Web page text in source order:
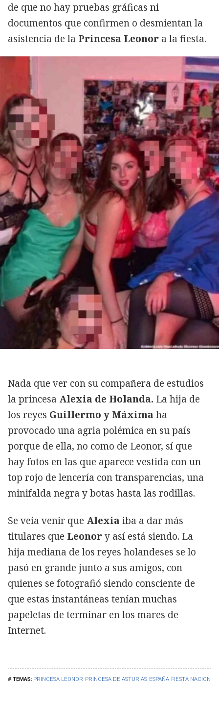
PRINCESA LEONOR PRINCESA DE ASTURIAS ESPAÑA FIESTA NACIONAL
de que no hay pruebas gráficas ni
documentos que confirmen o desmientan la
asistencia de la Princesa Leonor a la fiesta.
Nada que ver con su compañera de estudios
la princesa Alexia de Holanda. La hija de
los reyes Guillermo y Máxima ha
provocado una agria polémica en su país
porque de ella, no como de Leonor, sí que
hay fotos en las que aparece vestida con un
top rojo de lencería con transparencias, una
minifalda negra y botas hasta las rodillas.
Se veía venir que Alexia iba a dar más
titulares que Leonory así está siendo. La
hija mediana de los reyes holandeses se lo
pasó en grande junto a sus amigos, con
quienes se fotografió siendo consciente de
que estas instantáneas tenían muchas
papeletas de terminar en los mares de
Internet.